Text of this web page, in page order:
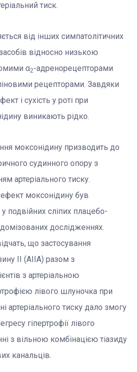
тиск.
від інших симпатолітичних
відносно низькою
α2-адренорецепторами
рецепторами. Завдяки
і сухість у роті при
виникають рідко.
моксонідину призводить до
судинного опору з
артеріального тиску.
моксонідину був
подвійних сліпих плацебо-
дослідженнях.
що застосування
ІІ (АІІА) разом з
з артеріальною
лівого шлуночка при
артеріального тиску дало змогу
гіпертрофії лівого
з вільною комбінацією тіазиду
канальців.